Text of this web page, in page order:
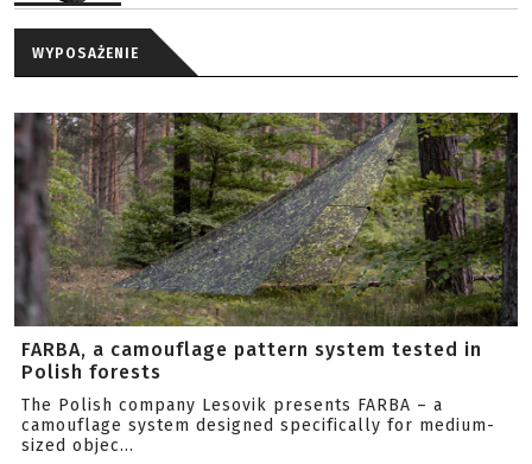
WYPOSAŻENIE
FARBA, a camouflage pattern system tested in
Polish forests
The Polish company Lesovik presents FARBA – a
camouflage system designed specifically for medium-
sized objec...